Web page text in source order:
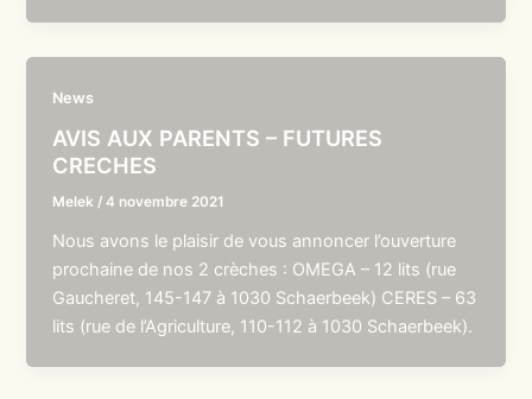
News
AVIS AUX PARENTS – FUTURES
CRECHES
Melek /4 novembre 2021
Nous avons le plaisir de vous annoncer l’ouverture
prochaine de nos 2 crèches : OMEGA – 12 lits (rue
Gaucheret, 145-147 à 1030 Schaerbeek) CERES – 63
lits (rue de l’Agriculture, 110-112 à 1030 Schaerbeek).